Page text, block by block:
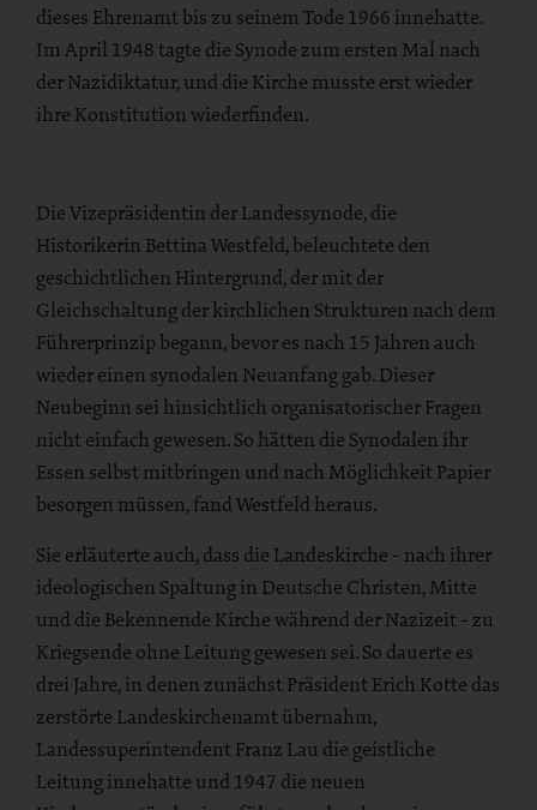
dieses Ehrenamt bis zu seinem Tode 1966 innehatte.
Im April 1948 tagte die Synode zum ersten Mal nach
der Nazidiktatur, und die Kirche musste erst wieder
ihre Konstitution wiederfinden.
Die Vizepräsidentin der Landessynode, die
Historikerin Bettina Westfeld, beleuchtete den
geschichtlichen Hintergrund, der mit der
Gleichschaltung der kirchlichen Strukturen nach dem
Führerprinzip begann, bevor es nach 15 Jahren auch
wieder einen synodalen Neuanfang gab. Dieser
Neubeginn sei hinsichtlich organisatorischer Fragen
nicht einfach gewesen. So hätten die Synodalen ihr
Essen selbst mitbringen und nach Möglichkeit Papier
besorgen müssen, fand Westfeld heraus.
Sie erläuterte auch, dass die Landeskirche - nach ihrer
ideologischen Spaltung in Deutsche Christen, Mitte
und die Bekennende Kirche während der Nazizeit - zu
Kriegsende ohne Leitung gewesen sei. So dauerte es
drei Jahre, in denen zunächst Präsident Erich Kotte das
zerstörte Landeskirchenamt übernahm,
Landessuperintendent Franz Lau die geistliche
Leitung innehatte und 1947 die neuen